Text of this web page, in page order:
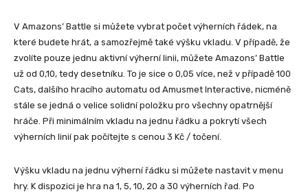
V Amazons’ Battle si můžete vybrat počet výherních řádek, na
které budete hrát, a samozřejmě také výšku vkladu. V případě, že
zvolíte pouze jednu aktivní výherní linii, můžete Amazons’ Battle
už od 0,10, tedy desetníku. To je sice o 0,05 více, než v případě 100
Cats, dalšího hracího automatu od Amusmet Interactive, nicméně
stále se jedná o velice solidní položku pro všechny opatrnější
hráče. Při minimálním vkladu na jednu řádku a pokrytí všech
výherních linií pak počítejte s cenou 3 Kč / točení.
Výšku vkladu na jednu výherní řádku si můžete nastavit v menu
hry. K dispozici je hra na 1, 5, 10, 20 a 30 výherních řad. Po